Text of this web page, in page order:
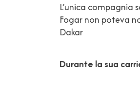
L’unica compagnia
Fogar non poteva
Dakar
Durante la sua